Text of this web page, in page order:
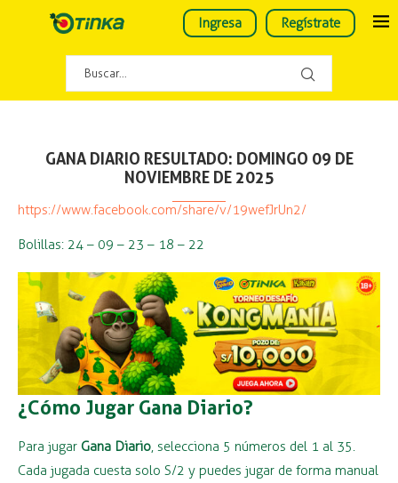
Ingresa Regístrate
GANA DIARIO RESULTADO: DOMINGO 09 DE
NOVIEMBRE DE 2025
https://www.facebook.com/share/v/19wefJrUn2/
Bolillas: 24 – 09 – 23 – 18 – 22
¿Cómo Jugar Gana Diario?
Para jugar Gana Diario, selecciona 5 números del 1 al 35.
Cada jugada cuesta solo S/2 y puedes jugar de forma manual